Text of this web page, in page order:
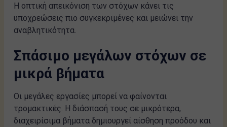
Η οπτική απεικόνιση των στόχων κάνει τις
υποχρεώσεις πιο συγκεκριμένες και μειώνει την
αναβλητικότητα.
Σπάσιμο μεγάλων στόχων σε
μικρά βήματα
Οι μεγάλες εργασίες μπορεί να φαίνονται
τρομακτικές. Η διάσπασή τους σε μικρότερα,
διαχειρίσιμα βήματα δημιουργεί αίσθηση προόδου και